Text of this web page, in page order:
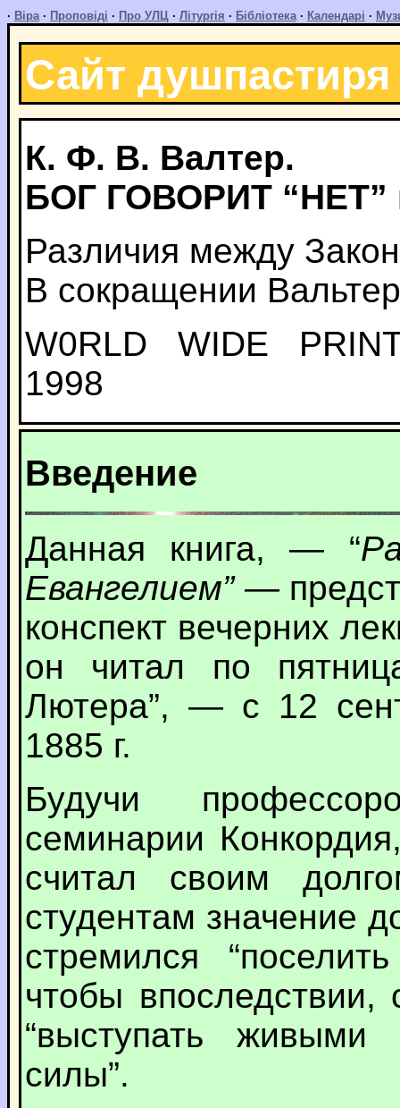
· Віра· Проповіді · Про УЛЦ · Літургія · Бібліотека· Календарі ·
Сайт
К. Ф. В. Валтер.
БОГ ГОВОРИТ
Различия между
В сокращении
W0RLD WIDE
1998
Введение
Данная книга, — “
Евангелием” —
конспект вечерних
он читал по
Лютера”, — с 12
1885 г.
Будучи
семинарии
считал своим
студентам значение
стремился
чтобы впоследствии,
“выступать живыми
силы”.